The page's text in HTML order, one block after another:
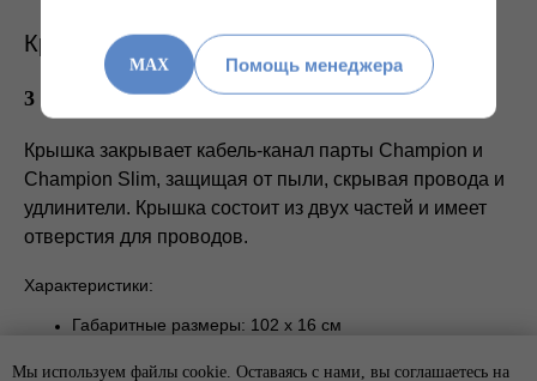
MAX Помощь менеджера
Мы используем файлы cookie. Оставаясь с нами, вы соглашаетесь на
Крышка кабель-канала для Champion
3 516
Крышка закрывает кабель-канал парты Champion и
Champion Slim, защищая от пыли, скрывая провода и
удлинители. Крышка состоит из двух частей и имеет
отверстия для проводов.
Характеристики:
Габаритные размеры: 102 x 16 см
Цвет: серый